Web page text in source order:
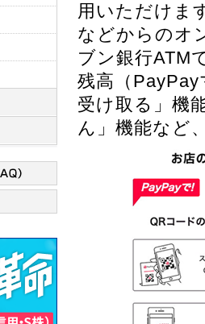
用いただけま
などからのオ
ブン銀行ATM
残高（
受け取る」機
ん」機能など